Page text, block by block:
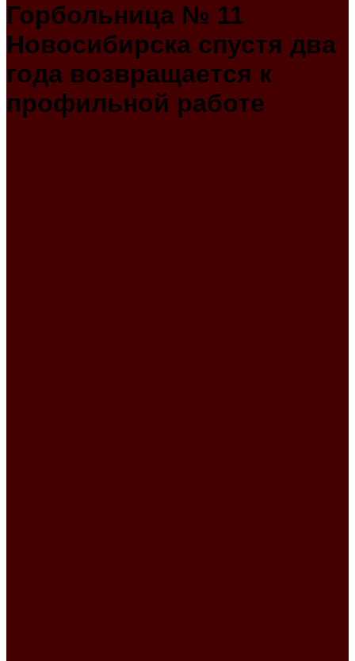
Горбольница № 11
Новосибирска спустя два
года возвращается к
профильной работе